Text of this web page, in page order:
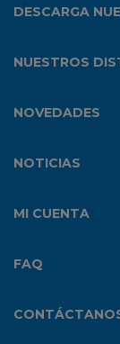
DESCARGA
NUESTROS
NOVEDADES
NOTICIAS
MI CUENTA
FAQ